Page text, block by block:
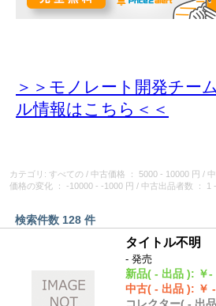
＞＞モノレート開発チー
ル情報はこちら＜＜
カテゴリ: すべての / 中古価格 ： 5000 - 10000 円 /
価格の変化
： -10000 - -1000 円 / 中古出品者数 ： 1
検索件数 128 件
タイトル不明
- 発売
新品( - 出品 ): ￥-
中古( - 出品 ): ￥ -